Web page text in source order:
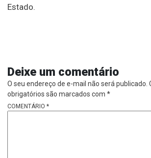
Estado.
Deixe um comentário
O seu endereço de e-mail não será publicado.
obrigatórios são marcados com *
COMENTÁRIO *